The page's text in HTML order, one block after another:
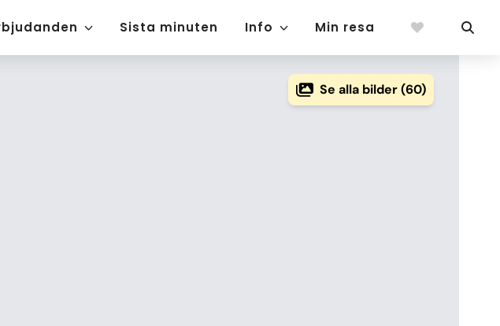
Sista minuten Info Min resa
Se alla bilder (60)